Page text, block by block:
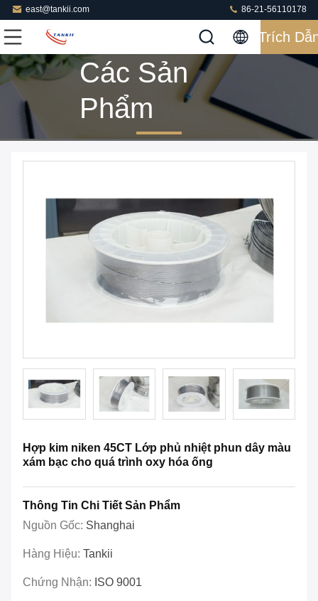
east@tankii.com 86-21-56110178
Trích
Các Sản
Phẩm
Hợp kim niken 45CT Lớp phủ nhiệt phun dây màu
xám bạc cho quá trình oxy hóa ống
Thông Tin Chi Tiết Sản Phẩm
Nguồn Gốc: Shanghai
Hàng Hiệu: Tankii
Chứng Nhận: ISO 9001